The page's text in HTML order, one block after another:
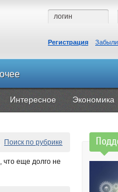
Регистрация
Интересное Экономика
Поиск по рубрике
что еще долго не